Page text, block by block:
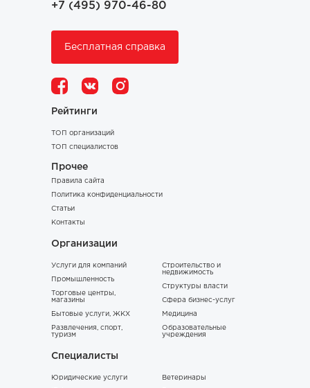
+7 (495) 970-46-80
Бесплатная справка
Рейтинги
ТОП организаций
ТОП специалистов
Прочее
Правила сайта
Политика конфиденциальности
Статьи
Контакты
Организации
Услуги для компаний
Промышленность
Торговые центры,
магазины
Бытовые услуги, ЖКХ
Развлечения, спорт,
туризм
Строительство и
недвижимость
Структуры власти
Сфера бизнес-услуг
Медицина
Образовательные
учреждения
Специалисты
Юридические услуги Ветеринары